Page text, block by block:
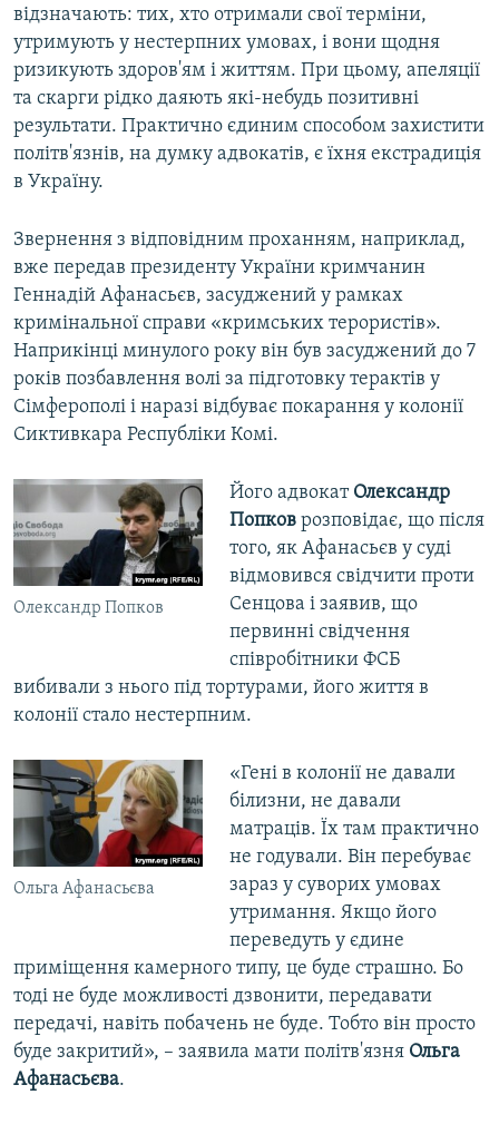
відзначають: тих, хто отримали свої терміни,
утримують у нестерпних умовах, і вони щодня
ризикують здоров'ям і життям. При цьому, апеляції
та скарги рідко даяють які-небудь позитивні
результати. Практично єдиним способом захистити
політв'язнів, на думку адвокатів, є їхня екстрадиція
в Україну.
Звернення з відповідним проханням, наприклад,
вже передав президенту України кримчанин
Геннадій Афанасьєв, засуджений у рамках
кримінальної справи «кримських терористів».
Наприкінці минулого року він був засуджений до 7
років позбавлення волі за підготовку терактів у
Сімферополі і наразі відбуває покарання у колонії
Сиктивкара Республіки Комі.
Олександр Попков
Його адвокат Олександр
Попковрозповідає, що після
того, як Афанасьєв у суді
відмовився свідчити проти
Сенцова і заявив, що
первинні свідчення
співробітники ФСБ
вибивали з нього під тортурами, його життя в
колонії стало нестерпним.
Ольга Афанасьєва
«Гені в колонії не давали
білизни, не давали
матраців. Їх там практично
не годували. Він перебуває
зараз у суворих умовах
утримання. Якщо його
переведуть у єдине
приміщення камерного типу, це буде страшно. Бо
тоді не буде можливості дзвонити, передавати
передачі, навіть побачень не буде. Тобто він просто
буде закритий», – заявила мати політв'язня Ольга
Афанасьєва.